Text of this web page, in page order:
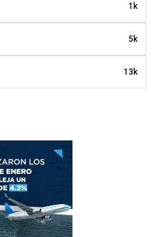
1k
5k
13k